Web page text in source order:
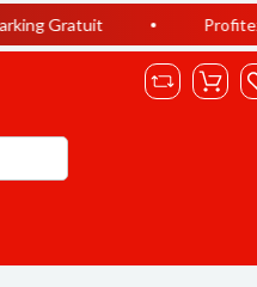
Profitez de la